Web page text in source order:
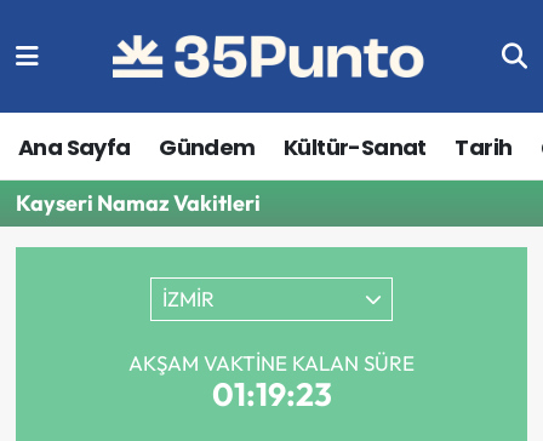
Ana Sayfa Gündem Kültür-Sanat Tarih
Kayseri Namaz Vakitleri
İZMİR
AKŞAM VAKTINE KALAN SÜRE
01:19:23